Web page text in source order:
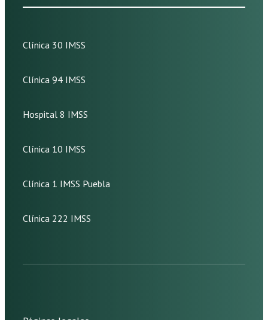
Clínica 30 IMSS
Clínica 94 IMSS
Hospital 8 IMSS
Clínica 10 IMSS
Clínica 1 IMSS Puebla
Clínica 222 IMSS